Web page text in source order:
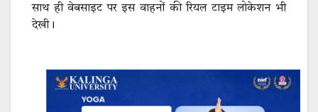
साथ ही वेबसाइट पर इस वाहनों की रियल टाइम लोकेशन भी
देखी।